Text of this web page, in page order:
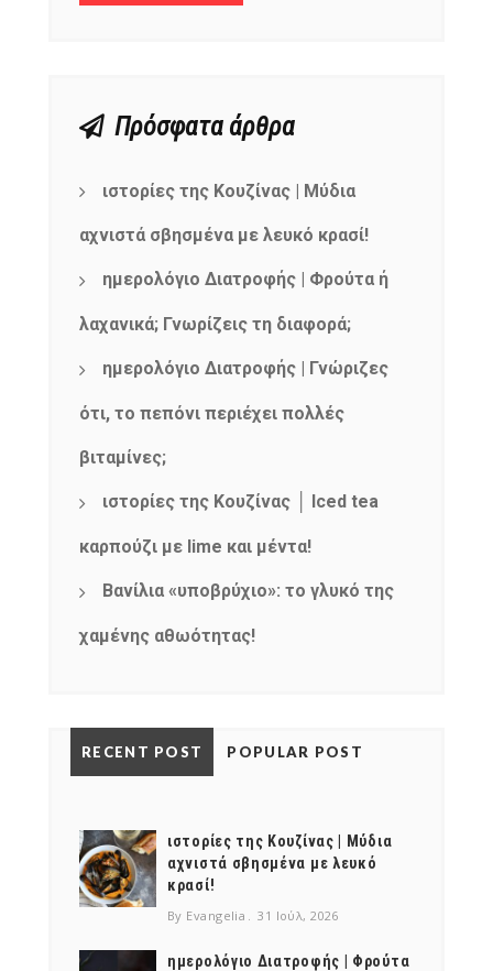
Πρόσφατα άρθρα
ιστορίες της Κουζίνας | Μύδια
αχνιστά σβησμένα με λευκό κρασί!
ημερολόγιο Διατροφής | Φρούτα ή
λαχανικά; Γνωρίζεις τη διαφορά;
ημερολόγιο Διατροφής | Γνώριζες
ότι, το πεπόνι περιέχει πολλές
βιταμίνες;
ιστορίες της Κουζίνας │ Iced tea
καρπούζι με lime και μέντα!
Βανίλια «υποβρύχιο»: το γλυκό της
χαμένης αθωότητας!
RECENT POST POPULAR POST
ιστορίες της Κουζίνας | Μύδια
αχνιστά σβησμένα με λευκό
κρασί!
By Evangelia 31 Ιούλ, 2026
ημερολόγιο Διατροφής | Φρούτα